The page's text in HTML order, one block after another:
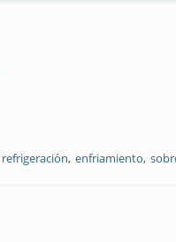
refrigeración enfriamiento